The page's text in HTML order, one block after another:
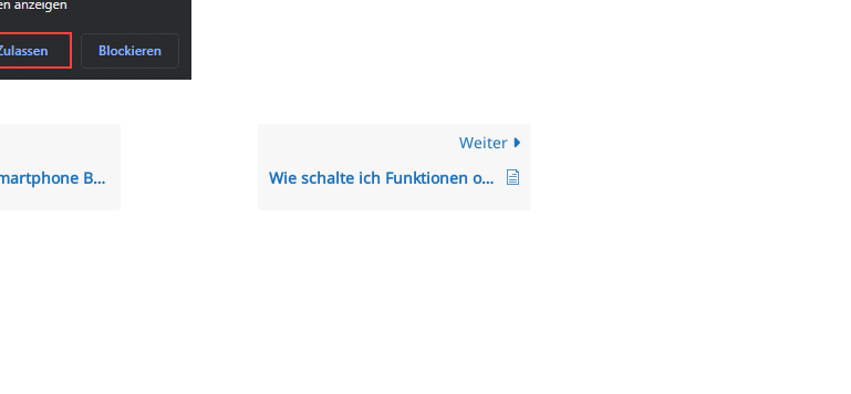
ein?
Weiter
Wie schalte ich Funktionen oder Module im System ein und aus?